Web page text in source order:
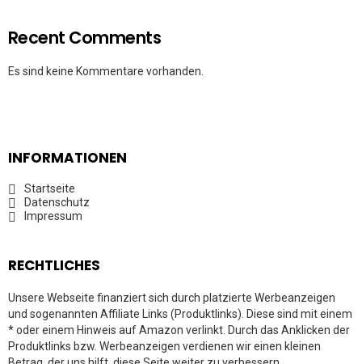
Recent Comments
Es sind keine Kommentare vorhanden.
INFORMATIONEN
Startseite
Datenschutz
Impressum
RECHTLICHES
Unsere Webseite finanziert sich durch platzierte Werbeanzeigen
und sogenannten Affiliate Links (Produktlinks). Diese sind mit einem
* oder einem Hinweis auf Amazon verlinkt. Durch das Anklicken der
Produktlinks bzw. Werbeanzeigen verdienen wir einen kleinen